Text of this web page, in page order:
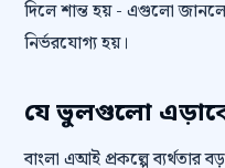
দিলে শান্ত হয় - এগুলো
নির্ভরযোগ্য হয়।
যে ভুলগুলো
বাংলা এআই প্রকল্পে